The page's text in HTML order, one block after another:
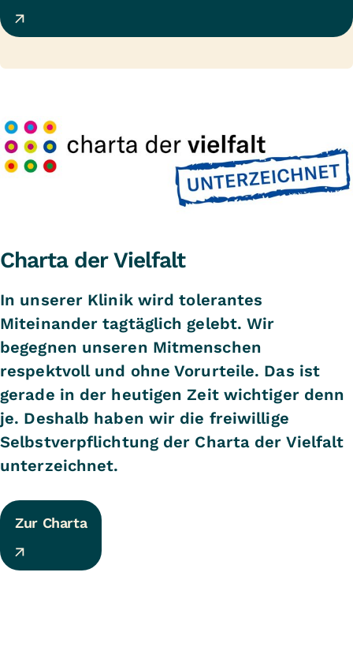
Charta der Vielfalt
In unserer Klinik wird tolerantes
Miteinander tagtäglich gelebt. Wir
begegnen unseren Mitmenschen
respektvoll und ohne Vorurteile. Das ist
gerade in der heutigen Zeit wichtiger denn
je. Deshalb haben wir die freiwillige
Selbstverpflichtung der Charta der Vielfalt
unterzeichnet.
Zur Charta